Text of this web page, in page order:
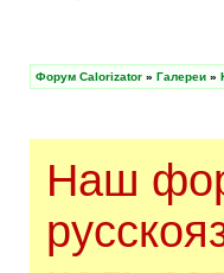
Форум Calorizator » Галереи »
Наш